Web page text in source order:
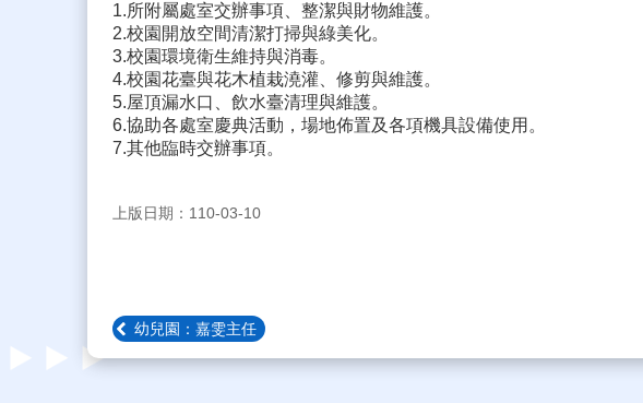
1.所附屬處室交辦事項、整潔與財物維護。
2.校園開放空間清潔打掃與綠美化。
3.校園環境衛生維持與消毒。
4.校園花臺與花木植栽澆灌、修剪與維護。
5.屋頂漏水口、飲水臺清理與維護。
6.協助各處室慶典活動，場地佈置及各項機具設備使用。
7.其他臨時交辦事項。
上版日期：110-03-10
幼兒園：嘉雯主任